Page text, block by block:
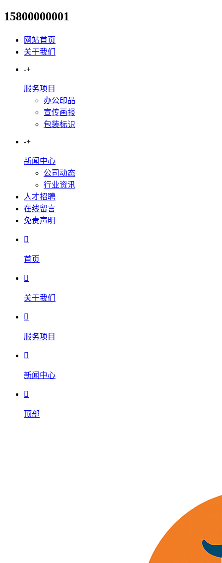
开奶茶店踩坑记：亚克力标识
15800000001
网站首页
关于我们
-+
服务项目
办公印品
宣传画报
包装标识
-+
新闻中心
公司动态
行业资讯
人才招聘
在线留言
免责声明

首页

关于我们

服务项目

新闻中心

顶部